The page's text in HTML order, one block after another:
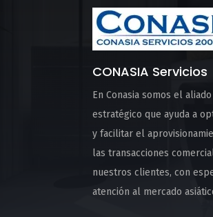
CONASIA Servicios
En Conasia somos el aliado
estratégico que ayuda a
y facilitar el
las transacciones
nuestros clientes, con
atención al mercado